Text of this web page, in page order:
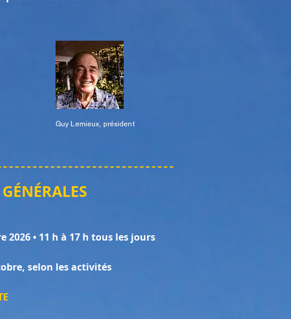
Guy Lemieux, président
2026 • 11 h à 17 h tous les jours
selon les activités